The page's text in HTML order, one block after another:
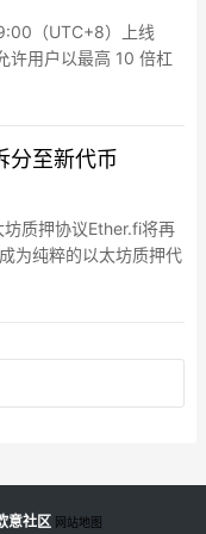
（UTC+8）上线
许用户以最高 10 倍杠
前的估值。
分至新代币
质押协议Ether.fi将再
为纯粹的以太坊质押代
此前持有weETH的用
仅获取普通质押收
意社区 网站地图